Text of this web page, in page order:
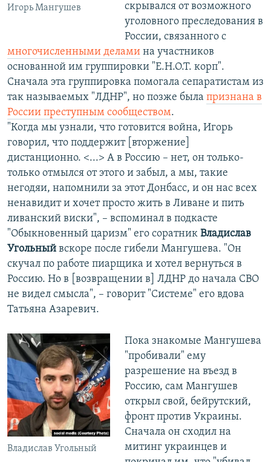
Игорь Мангушев
скрывался от возможного
уголовного преследования в
России, связанного с
многочисленными делами на участников
основанной им группировки "Е.Н.О.Т. корп".
Сначала эта группировка помогала сепаратистам из
так называемых "ЛДНР", но позже была признана в
России преступным сообществом.
"Когда мы узнали, что готовится война, Игорь
говорил, что поддержит [вторжение]
дистанционно. <...> А в Россию – нет, он только-
только отмылся от этого и забыл, а мы, такие
негодяи, напомнили за этот Донбасс, и он нас всех
ненавидит и хочет просто жить в Ливане и пить
ливанский виски", – вспоминал в подкасте
"Обыкновенный царизм" его соратник Владислав
Угольный вскоре после гибели Мангушева. "Он
скучал по работе пиарщика и хотел вернуться в
Россию. Но в [возвращении в] ЛДНР до начала СВО
не видел смысла", – говорит "Системе" его вдова
Татьяна Азаревич.
Владислав Угольный
Пока знакомые Мангушева
"пробивали" ему
разрешение на въезд в
Россию, сам Мангушев
открыл свой, бейрутский,
фронт против Украины.
Сначала он сходил на
митинг украинцев и